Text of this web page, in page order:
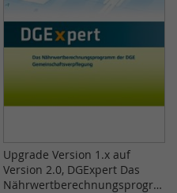
Upgrade Version 1.x auf
Version 2.0, DGExpert Das
Nährwertberechnungsprogra